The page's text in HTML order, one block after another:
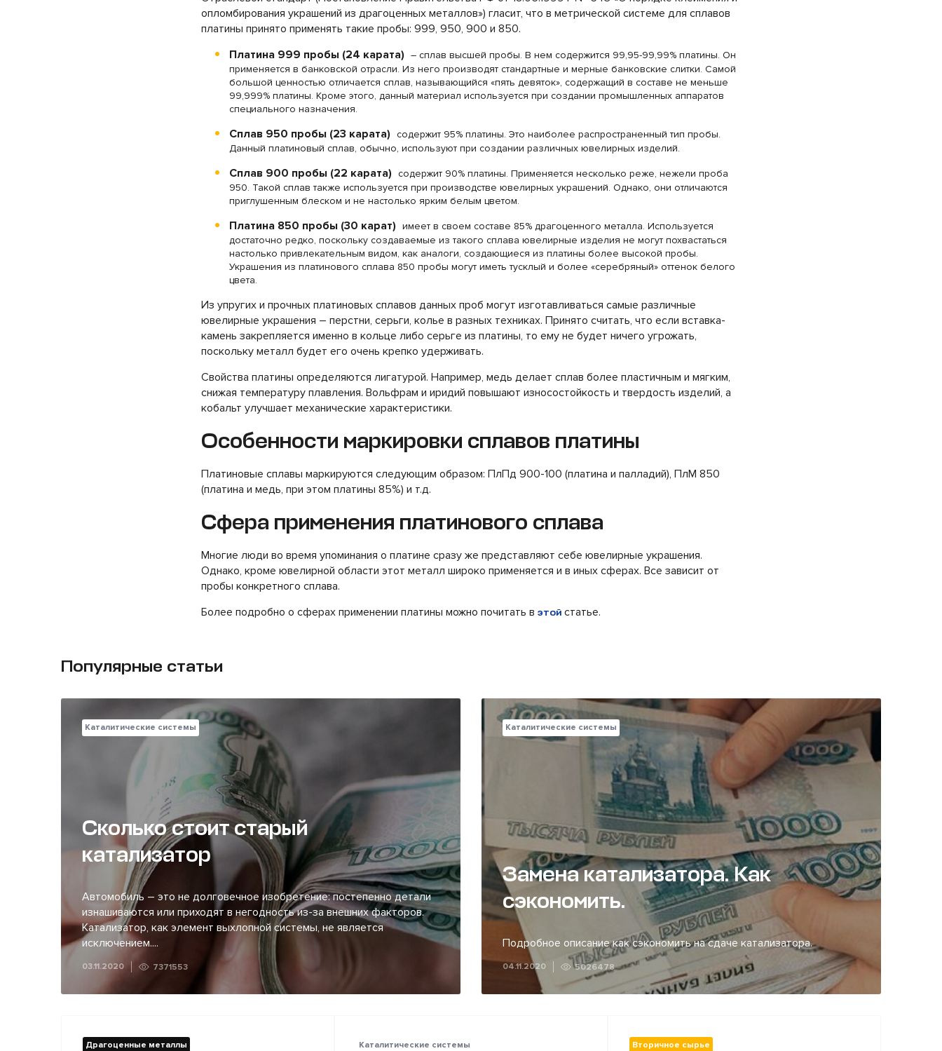
опломбирования украшений из драгоценных металлов») гласит, что в метрической системе для сплавов
платины принято применять такие пробы: 999, 950, 900 и 850.
Платина 999 пробы (24 карата) – сплав высшей пробы. В нем содержится 99,95-99,99% платины. Он
применяется в банковской отрасли. Из него производят стандартные и мерные банковские слитки. Самой
большой ценностью отличается сплав, называющийся «пять девяток», содержащий в составе не меньше
99,999% платины. Кроме этого, данный материал используется при создании промышленных аппаратов
специального назначения.
Сплав 950 пробы (23 карата)
содержит 95% платины. Это наиболее распространенный тип пробы.
Данный платиновый сплав, обычно, используют при создании различных ювелирных изделий.
Сплав 900 пробы (22 карата)
содержит 90% платины. Применяется несколько реже, нежели проба
950. Такой сплав также используется при производстве ювелирных украшений. Однако, они отличаются
приглушенным блеском и не настолько ярким белым цветом.
Платина 850 пробы (30 карат) имеет в своем составе 85% драгоценного металла. Используется
достаточно редко, поскольку создаваемые из такого сплава ювелирные изделия не могут похвастаться
настолько привлекательным видом, как аналоги, создающиеся из платины более высокой пробы.
Украшения из платинового сплава 850 пробы могут иметь тусклый и более «серебряный» оттенок белого
цвета.
Из упругих и прочных платиновых сплавов данных проб могут изготавливаться самые различные
ювелирные украшения – перстни, серьги, колье в разных техниках. Принято считать, что если вставка-
камень закрепляется именно в кольце либо серьге из платины, то ему не будет ничего угрожать,
поскольку металл будет его очень крепко удерживать.
Свойства платины определяются лигатурой. Например, медь делает сплав более пластичным и мягким,
снижая температуру плавления. Вольфрам и иридий повышают износостойкость и твердость изделий, а
кобальт улучшает механические характеристики.
Особенности маркировки сплавов платины
Платиновые сплавы маркируются следующим образом: ПлПд 900-100 (платина и палладий), ПлМ 850
(платина и медь, при этом платины 85%) и т.д.
Сфера применения платинового сплава
Многие люди во время упоминания о платине сразу же представляют себе ювелирные украшения.
Однако, кроме ювелирной области этот металл широко применяется и в иных сферах. Все зависит от
пробы конкретного сплава.
Более подробно о сферах применении платины можно почитать в этой статье.
Популярные статьи
Каталитические системы
Сколько стоит старый
катализатор
Автомобиль – это не долговечное изобретение: постепенно детали
изнашиваются или приходят в негодность из-за внешних факторов.
Катализатор, как элемент выхлопной системы, не является
исключением....
03.11.2020 7371553
Каталитические системы
Замена катализатора. Как
сэкономить.
Подробное описание как сэкономить на сдаче катализатора.
04.11.2020 5026478
Драгоценные металлы Каталитические системы Вторичное сырье